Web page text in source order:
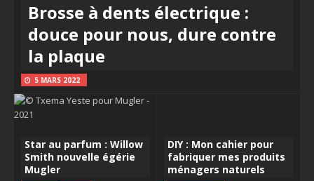
Brosse à dents électrique :
douce pour nous, dure contre
la plaque
5 MARS 2022
Star au parfum : Willow
Smith nouvelle égérie
Mugler
DIY : Mon cahier pour
fabriquer mes produits
ménagers naturels